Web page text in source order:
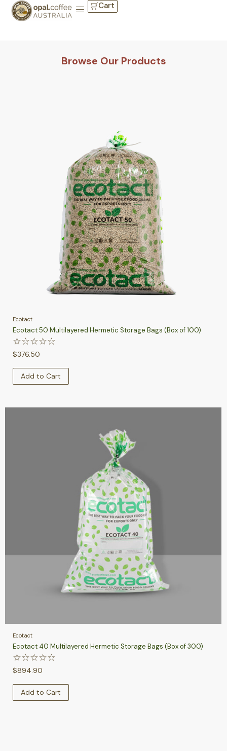
Cart
Browse Our Products
Ecotact
Ecotact 50 Multilayered Hermetic Storage Bags (Box of 100)
☆☆☆☆☆
$376.50
Add to Cart
Ecotact
Ecotact 40 Multilayered Hermetic Storage Bags (Box of 300)
☆☆☆☆☆
$894.90
Add to Cart